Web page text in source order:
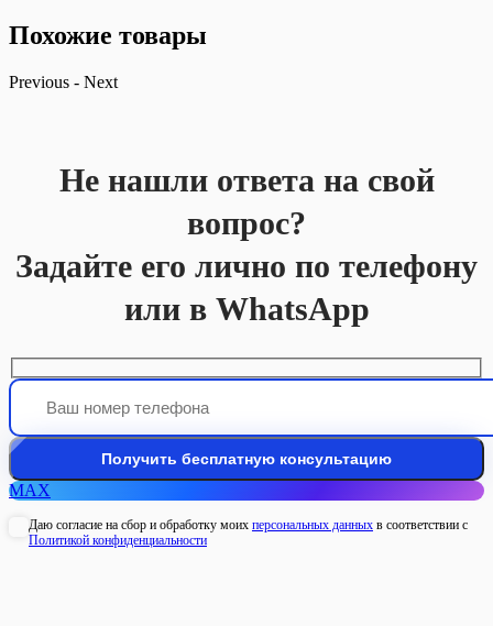
Похожие товары
Previous - Next
Не нашли ответа на свой
вопрос?
Задайте его лично по телефону
или в WhatsApp
MAX
Даю согласие на сбор и обработку моих персональных данных в соответствии с
Политикой конфиденциальности